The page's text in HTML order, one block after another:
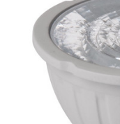
Bildgalerie
springen